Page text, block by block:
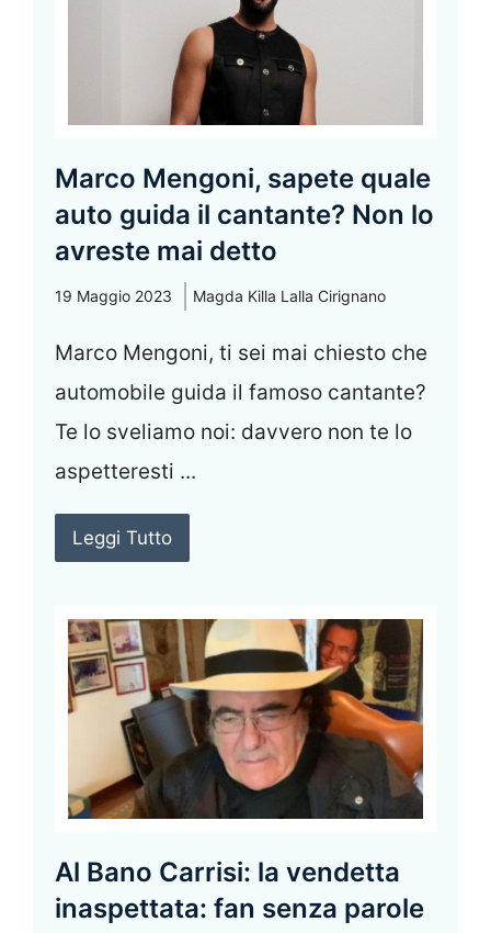
Marco Mengoni, sapete quale
auto guida il cantante? Non lo
avreste mai detto
19 Maggio 2023 Magda Killa Lalla Cirignano
Marco Mengoni, ti sei mai chiesto che
automobile guida il famoso cantante?
Te lo sveliamo noi: davvero non te lo
aspetteresti ...
Leggi Tutto
Al Bano Carrisi: la vendetta
inaspettata: fan senza parole